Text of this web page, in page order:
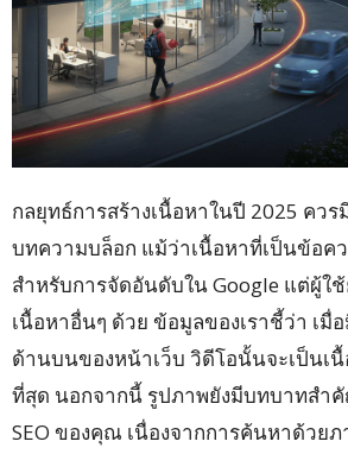
กลยุทธ์การสร้างเนื้อหาในปี 2025 คว
บทความบล็อก แม้ว่าเนื้อหาที่เป็นข้อค
สำหรับการจัดอันดับใน Google แต่ผู้ใ
เนื้อหาอื่นๆ ด้วย ข้อมูลของเราชี้ว่า เมื่
ด้านบนของหน้าเว็บ วิดีโอนั้นจะเป็นเ
ที่สุด นอกจากนี้ รูปภาพยังมีบทบาทสำ
SEO ของคุณ เนื่องจากการค้นหาด้วย